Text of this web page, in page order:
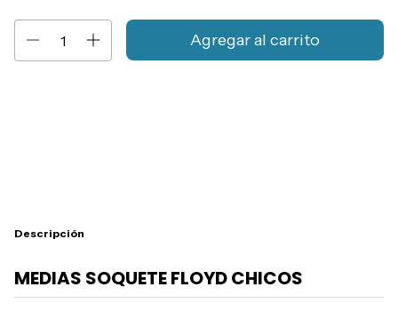
Descripción
MEDIAS SOQUETE FLOYD CHICOS